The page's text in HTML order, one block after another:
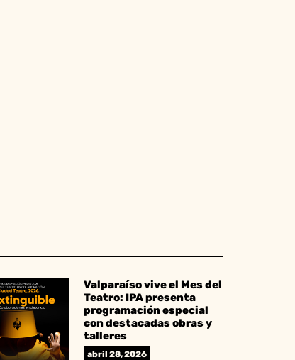
Valparaíso vive el Mes del
Teatro: IPA presenta
programación especial
con destacadas obras y
talleres
abril 28, 2026